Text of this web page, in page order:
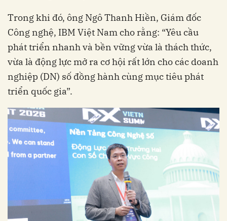
Trong khi đó, ông Ngô Thanh Hiền, Giám đốc
Công nghệ, IBM Việt Nam cho rằng: “Yêu cầu
phát triển nhanh và bền vững vừa là thách thức,
vừa là động lực mở ra cơ hội rất lớn cho các doanh
nghiệp (DN) số đồng hành cùng mục tiêu phát
triển quốc gia”.